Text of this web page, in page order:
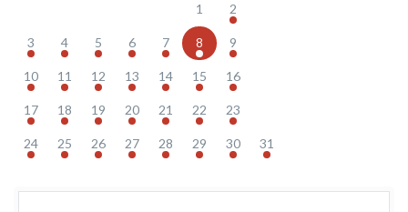
1 2
3 4 5 6 7 8 9
10 11 12 13 14 15 16
17 18 19 20 21 22 23
24 25 26 27 28 29 30 31